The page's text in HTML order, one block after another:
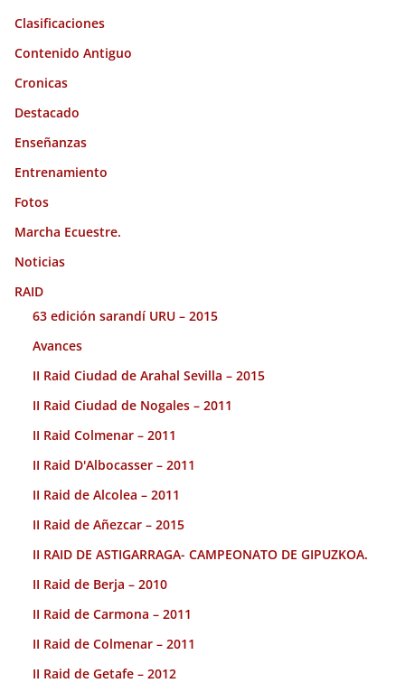
Clasificaciones
Contenido Antiguo
Cronicas
Destacado
Enseñanzas
Entrenamiento
Fotos
Marcha Ecuestre.
Noticias
RAID
63 edición sarandí URU – 2015
Avances
II Raid Ciudad de Arahal Sevilla – 2015
II Raid Ciudad de Nogales – 2011
II Raid Colmenar – 2011
II Raid D'Albocasser – 2011
II Raid de Alcolea – 2011
II Raid de Añezcar – 2015
II RAID DE ASTIGARRAGA- CAMPEONATO DE GIPUZKOA.
II Raid de Berja – 2010
II Raid de Carmona – 2011
II Raid de Colmenar – 2011
II Raid de Getafe – 2012